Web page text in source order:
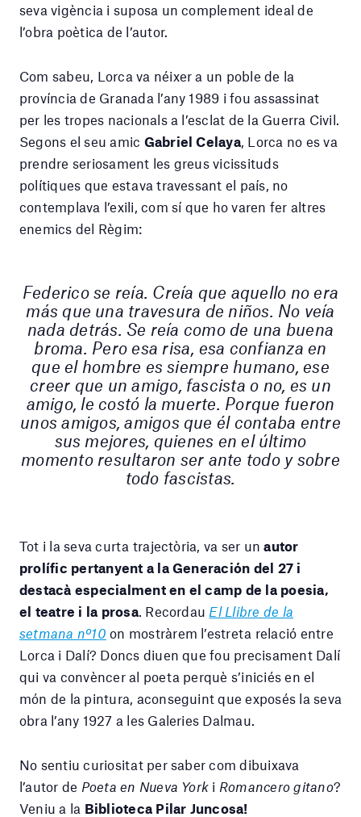
seva vigència i suposa un complement ideal de
l’obra poètica de l’autor.
Com sabeu, Lorca va néixer a un poble de la
província de Granada l’any 1989 i fou assassinat
per les tropes nacionals a l’esclat de la Guerra Civil.
Segons el seu amic Gabriel Celaya, Lorca no es va
prendre seriosament les greus vicissituds
polítiques que estava travessant el país, no
contemplava l’exili, com sí que ho varen fer altres
enemics del Règim:
Federico se reía. Creía que aquello no era
más que una travesura de niños. No veía
nada detrás. Se reía como de una buena
broma. Pero esa risa, esa confianza en
que el hombre es siempre humano, ese
creer que un amigo, fascista o no, es un
amigo, le costó la muerte. Porque fueron
unos amigos, amigos que él contaba entre
sus mejores, quienes en el último
momento resultaron ser ante todo y sobre
todo fascistas.
Tot i la seva curta trajectòria, va ser unautor
prolífic pertanyent a la Generación del 27 i
destacà especialment en el camp de la poesia,
el teatre i la prosa. Recordau El Llibre de la
setmana nº10 on mostràrem l’estreta relació entre
Lorca i Dalí? Doncs diuen que fou precisament Dalí
qui va convèncer al poeta perquè s’iniciés en el
món de la pintura, aconseguint que exposés la seva
obra l’any 1927 a les Galeries Dalmau.
No sentiu curiositat per saber com dibuixava
l’autor de Poeta en Nueva York i Romancero gitano?
Veniu a la Biblioteca Pilar Juncosa!